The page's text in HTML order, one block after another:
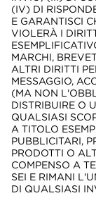
(IV) DI
E GARANTISCI
VIOLERÀ I
MARCHI,
ALTRI DIRITTI
MESSAGGIO,
(MA NON
DISTRIBUIRE O
QUALSIASI
A TITOLO
PUBBLICITARI,
PRODOTTI O
COMPENSO A
SEI E RIMANI
DI QUALSIASI